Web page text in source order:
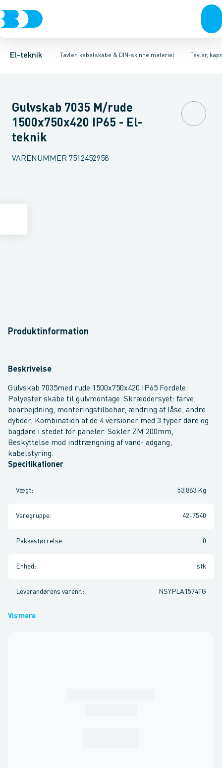
El-teknik Tavler, kabelskabe & DIN-skinne materiel
Afbrydere, stikkontakter & lampeudtagForgreningsmateriel
Tavler,
Tavler, kapsling og rackskabe Fordelings-/byggepladstavler
Ventilationsplade (indkapsling/skab)Dækplade / mærkeplade
Gulvskab 7035 M/rude
1500x750x420 IP65 - El-
teknik
VARENUMMER 7512452958
Produktinformation
Beskrivelse
Gulvskab 7035med rude 1500x750x420 IP65 Fordele:
Polyester skabe til gulvmontage. Skræddersyet: farve,
bearbejdning, monteringstilbehør, ændring af låse, andre
dybder, Kombination af de 4 versioner med 3 typer døre og
bagdøre i stedet for paneler. Sokler ZM 200mm,
Beskyttelse mod indtrængning af vand- adgang,
kabelstyring.
Specifikationer
Vægt: 53,863 Kg
Varegruppe: 42-7540
Pakkestørrelse: 0
Enhed : stk
Leverandørens varenr. : NSYPLA1574TG
Vis mere